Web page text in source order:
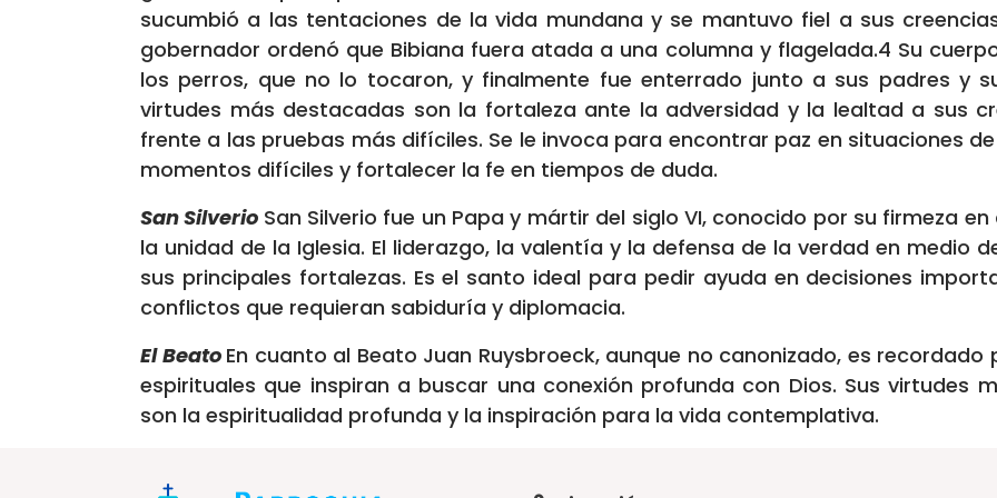
sucumbió a las tentaciones de la vida mundana y se mantuvo fiel a sus creencias.
gobernador ordenó que Bibiana fuera atada a una columna y flagelada.4 Su
los perros, que no lo tocaron, y finalmente fue enterrado junto a sus padres y su
virtudes más destacadas son la fortaleza ante la adversidad y la lealtad a sus
frente a las pruebas más difíciles. Se le invoca para encontrar paz en situaciones de
momentos difíciles y fortalecer la fe en tiempos de duda.
San Silverio San Silverio fue un Papa y mártir del siglo VI, conocido por su firmeza en
la unidad de la Iglesia. El liderazgo, la valentía y la defensa de la verdad en medio
sus principales fortalezas. Es el santo ideal para pedir ayuda en decisiones
conflictos que requieran sabiduría y diplomacia.
El Beato En cuanto al Beato Juan Ruysbroeck, aunque no canonizado, es recordado
espirituales que inspiran a buscar una conexión profunda con Dios. Sus virtudes
son la espiritualidad profunda y la inspiración para la vida contemplativa.